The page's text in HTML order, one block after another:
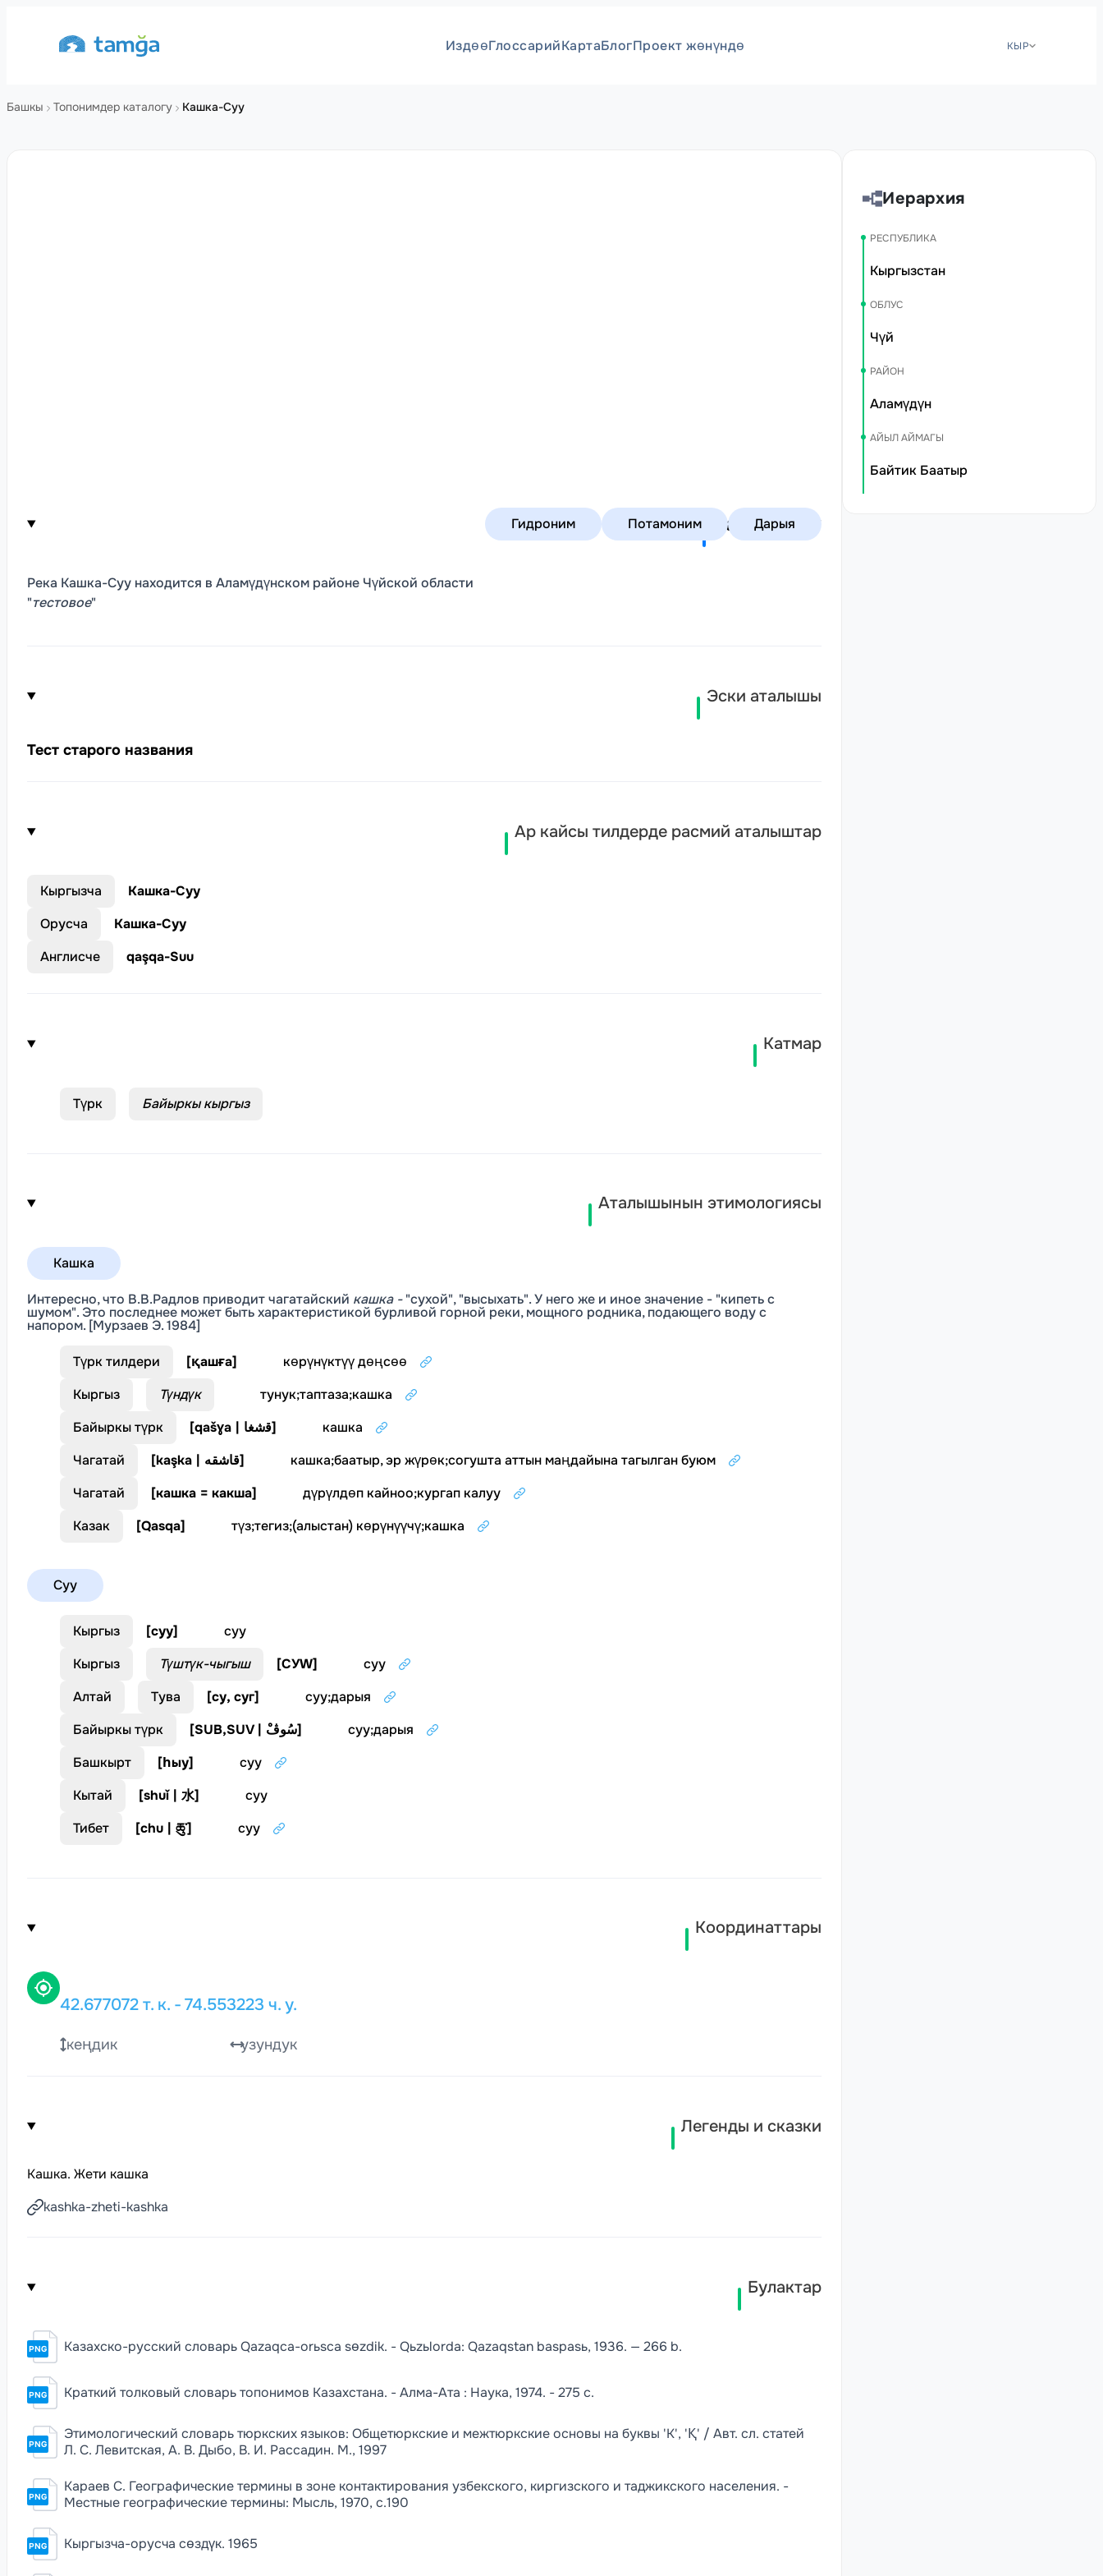
ИздөөГлоссарийКартаБлогПроект жөнүндө КЫР
Башкы Топонимдер каталогу Кашка-Суу
Кашка-Суу
Гидроним Потамоним Дарыя
Река Кашка-Суу находится в Аламүдүнском районе Чүйской области
"тестовое"
Эски аталышы
Тест старого названия
Ар кайсы тилдерде расмий аталыштар
Кыргызча
Кашка-Суу
Орусча
Кашка-Суу
Англисче
qaşqa-Suu
Катмар
Түрк Байыркы кыргыз
Аталышынын этимологиясы
Кашка
Интересно, что В.В.Радлов приводит чагатайский кашка -"сухой", "высыхать". У него же и иное значение - "кипеть с
шумом". Это последнее может быть характеристикой бурливой горной реки, мощного родника, подающего воду с
напором. [Мурзаев Э. 1984]
Түрк тилдери [қашға]
көрүнүктүү дөңсөө
Кыргыз
Түндүк тунук;таптаза;кашка
Байыркы түрк
[ qašɣa | ﻗﺷﻐﺎ]
кашка
Чагатай
[ kaşka | قاشقه] кашка;баатыр, эр жүрөк;согушта аттын маңдайына тагылган буюм
Чагатай
[кашка = какша] дүрүлдөп кайноо;кургап калуу
Казак
[Qasqa] түз;тегиз;(алыстан) көрүнүүчү;кашка
Суу
Кыргыз [суу]
суу
Кыргыз
Түштүк-чыгыш [СУW]
суу
Алтай
Тува [су, суг] суу;дарыя
Байыркы түрк
[ SUB,SUV | سُوڤْ] суу;дарыя
Башкырт
[һыу]
суу
Кытай
[shuǐ | 水]
суу
Тибет
[chu | ཆུ་] суу
Координаттары
42.677072 т. к. - 74.553223 ч. у.
кеңдик узундук
Легенды и сказки
Кашка. Жети кашка
kashka-zheti-kashka
Булактар
PNG Казахско-русский словарь Qazaqca-orьsca sɵzdik. - Qьzьlorda: Qazaqstan baspasь, 1936. — 266 b.
PNG Краткий толковый словарь топонимов Казахстана. - Алма-Ата : Наука, 1974. - 275 с.
PNG
Этимологический словарь тюркских языков: Общетюркские и межтюркские основы на буквы 'К', 'Қ' / Авт. сл. статей
Л. С. Левитская, А. В. Дыбо, В. И. Рассадин. М., 1997
PNG
Караев С. Географические термины в зоне контактирования узбекского, киргизского и таджикского населения. -
Местные географические термины: Мысль, 1970, с.190
PNG Кыргызча-орусча сөздүк. 1965
Иерархия
РЕСПУБЛИКА
Кыргызстан
ОБЛУС
Чүй
РАЙОН
Аламүдүн
АЙЫЛ АЙМАГЫ
Байтик Баатыр